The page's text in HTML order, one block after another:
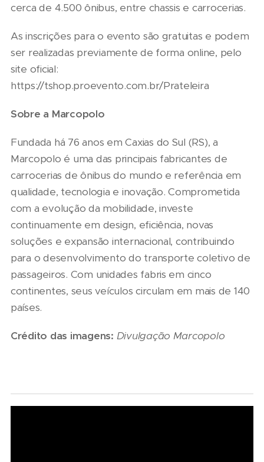
cerca de 4.500 ônibus, entre chassis e carrocerias.
As inscrições para o evento são gratuitas e podem
ser realizadas previamente de forma online, pelo
site oficial:
https://tshop.proevento.com.br/Prateleira
Sobre a Marcopolo
Fundada há 76 anos em Caxias do Sul (RS), a
Marcopolo é uma das principais fabricantes de
carrocerias de ônibus do mundo e referência em
qualidade, tecnologia e inovação. Comprometida
com a evolução da mobilidade, investe
continuamente em design, eficiência, novas
soluções e expansão internacional, contribuindo
para o desenvolvimento do transporte coletivo de
passageiros. Com unidades fabris em cinco
continentes, seus veículos circulam em mais de 140
países.
Crédito das imagens: Divulgação Marcopolo